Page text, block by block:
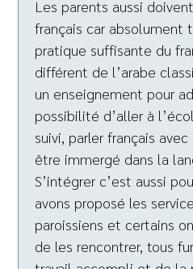
Les parents aussi
français car absolument
pratique suffisante du
différent de l’arabe
un enseignement pour
possibilité d’aller à
suivi, parler français
être immergé dans la
S’intégrer c’est aussi
avons proposé les
paroissiens et certains
de les rencontrer, tous